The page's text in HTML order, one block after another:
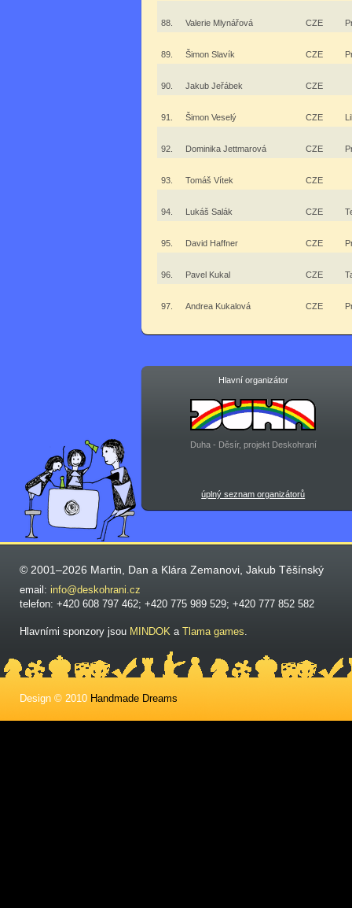
88. Valerie Mlynářová CZE
89. Šimon Slavík CZE
90. Jakub Jeřábek CZE
91. Šimon Veselý CZE
92. Dominika Jettmarová CZE
93. Tomáš Vítek CZE
94. Lukáš Salák CZE
95. David Haffner CZE
96. Pavel Kukal CZE
97. Andrea Kukalová CZE
Hlavní organizátor
Duha - Děsír, projekt Deskohraní
úplný seznam organizátorů
© 2001–2026 Martin, Dan a Klára Zemanovi, Jakub Těšínský
email: info@deskohrani.cz
telefon: +420 608 797 462; +420 775 989 529; +420 777 852 582
Hlavními sponzory jsou MINDOK a Tlama games.
Design © 2010 Handmade Dreams